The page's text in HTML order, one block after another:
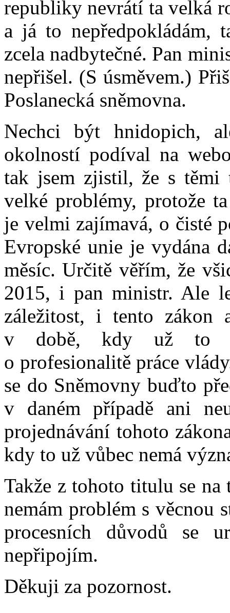
republiky nevrátí ta velká
a já to nepředpokládám,
zcela nadbytečné. Pan
nepřišel. (S úsměvem.)
Poslanecká sněmovna.
Nechci být hnidopich,
okolností podíval na
tak jsem zjistil, že s těmi
velké problémy, protože
je velmi zajímavá, o čisté
Evropské unie je vydána
měsíc. Určitě věřím, že
2015, i pan ministr. Ale
záležitost, i tento zákon
v době, kdy už to
o profesionalitě práce
se do Sněmovny buďto
v daném případě ani
projednávání tohoto
kdy to už vůbec nemá
Takže z tohoto titulu se
nemám problém s věcnou
procesních důvodů se
nepřipojím.
Děkuji za pozornost.